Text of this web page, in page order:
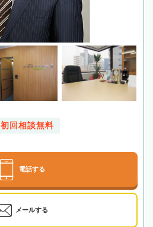
初回相談無料
電話する
メールする